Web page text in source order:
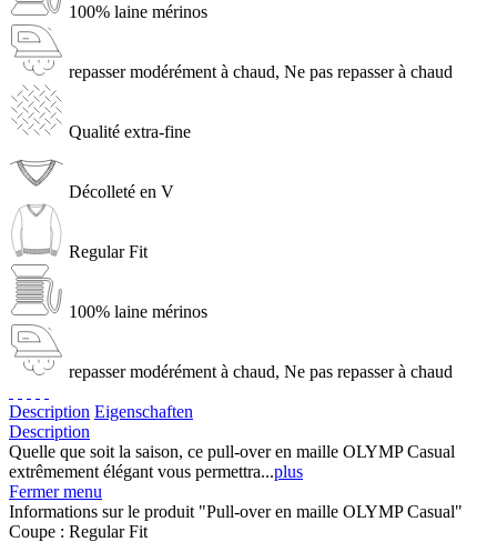
100% laine mérinos
repasser modérément à chaud, Ne pas repasser à chaud
Qualité extra-fine
Décolleté en V
Regular Fit
100% laine mérinos
repasser modérément à chaud, Ne pas repasser à chaud
Description Eigenschaften
Description
Quelle que soit la saison, ce pull-over en maille OLYMP Casual
extrêmement élégant vous permettra...plus
Fermer menu
Informations sur le produit "Pull-over en maille OLYMP Casual"
Coupe : Regular Fit